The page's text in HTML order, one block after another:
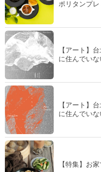
ポリタンプ
【アート】
に住んでい
【アート】
に住んでい
【特集】お